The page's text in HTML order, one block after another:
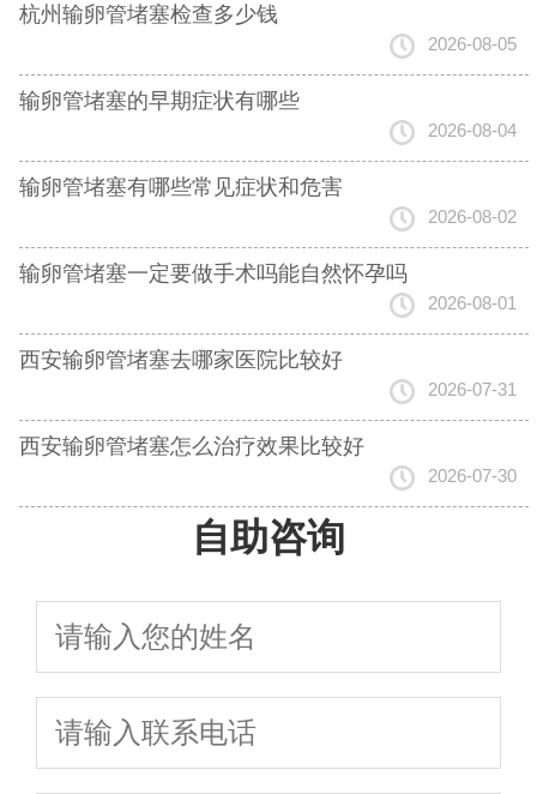
杭州输卵管堵塞检查多少钱
2026-08-05
输卵管堵塞的早期症状有哪些
2026-08-04
输卵管堵塞有哪些常见症状和危害
2026-08-02
输卵管堵塞一定要做手术吗能自然怀孕吗
2026-08-01
西安输卵管堵塞去哪家医院比较好
2026-07-31
西安输卵管堵塞怎么治疗效果比较好
2026-07-30
自助咨询